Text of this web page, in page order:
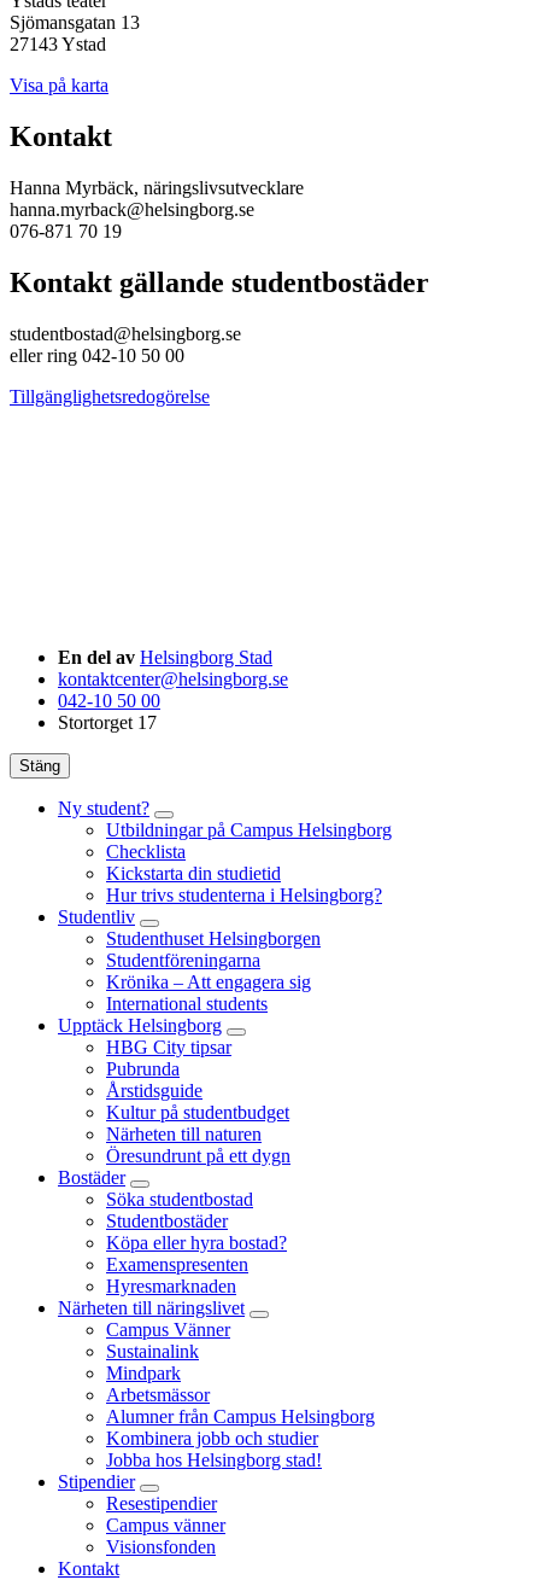
Sjömansgatan 13
27143 Ystad
Visa på karta
Kontakt
Hanna Myrbäck, näringslivsutvecklare
hanna.myrback@helsingborg.se
076-871 70 19
Kontakt gällande studentbostäder
studentbostad@helsingborg.se
eller ring 042-10 50 00
Tillgänglighetsredogörelse
En del av Helsingborg Stad
kontaktcenter@helsingborg.se
042-10 50 00
Stortorget 17
Stäng
Ny student?
Utbildningar på Campus Helsingborg
Checklista
Kickstarta din studietid
Hur trivs studenterna i Helsingborg?
Studentliv
Studenthuset Helsingborgen
Studentföreningarna
Krönika – Att engagera sig
International students
Upptäck Helsingborg
HBG City tipsar
Pubrunda
Årstidsguide
Kultur på studentbudget
Närheten till naturen
Öresundrunt på ett dygn
Bostäder
Söka studentbostad
Studentbostäder
Köpa eller hyra bostad?
Examenspresenten
Hyresmarknaden
Närheten till näringslivet
Campus Vänner
Sustainalink
Mindpark
Arbetsmässor
Alumner från Campus Helsingborg
Kombinera jobb och studier
Jobba hos Helsingborg stad!
Stipendier
Resestipendier
Campus vänner
Visionsfonden
Kontakt